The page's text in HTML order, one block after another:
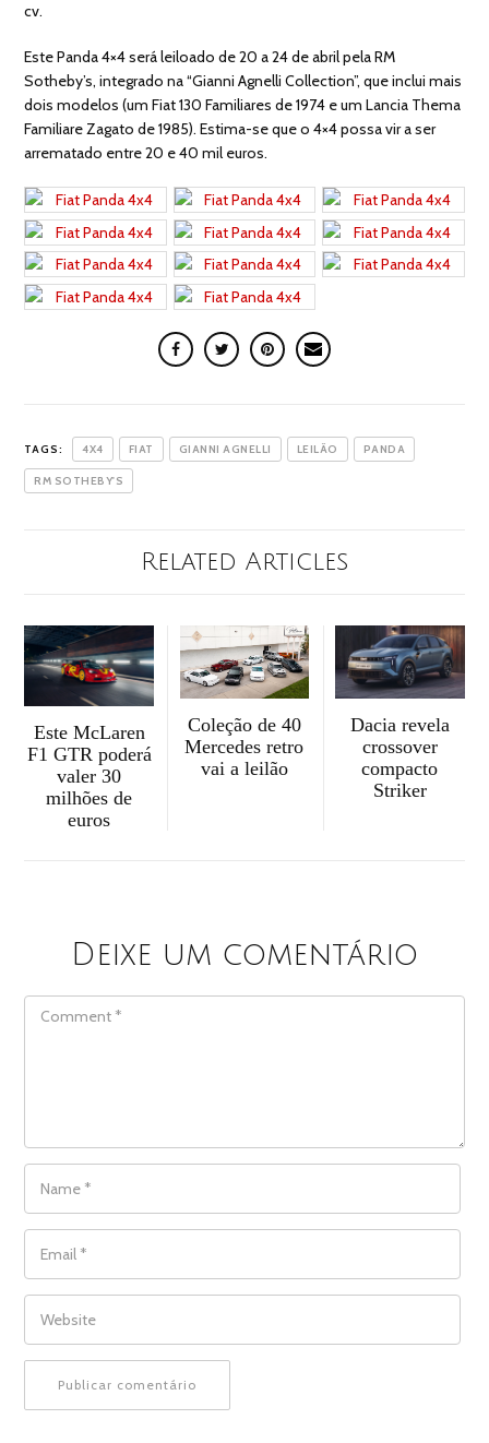
cv.
Este Panda 4×4 será leiloado de 20 a 24 de abril pela RM
Sotheby’s, integrado na “Gianni Agnelli Collection”, que inclui mais
dois modelos (um Fiat 130 Familiares de 1974 e um Lancia Thema
Familiare Zagato de 1985). Estima-se que o 4×4 possa vir a ser
arrematado entre 20 e 40 mil euros.
TAGS: 4X4 FIAT GIANNI AGNELLI LEILÃO PANDA
RM SOTHEBY'S
Related Articles
Este McLaren
F1 GTR poderá
valer 30
milhões de
euros
Coleção de 40
Mercedes retro
vai a leilão
Dacia revela
crossover
compacto
Striker
Deixe um comentário